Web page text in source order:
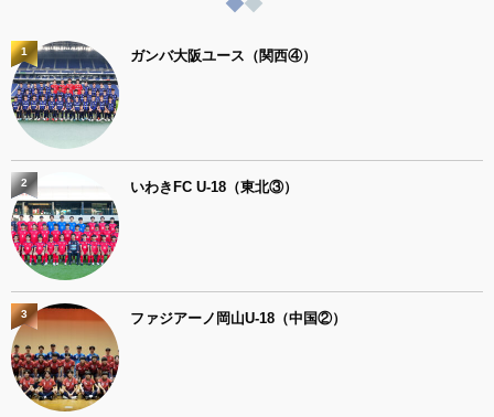
ガンバ大阪ユース（関西④）
1
いわきFC U-18（東北③）
2
ファジアーノ岡山U-18（中国②）
3